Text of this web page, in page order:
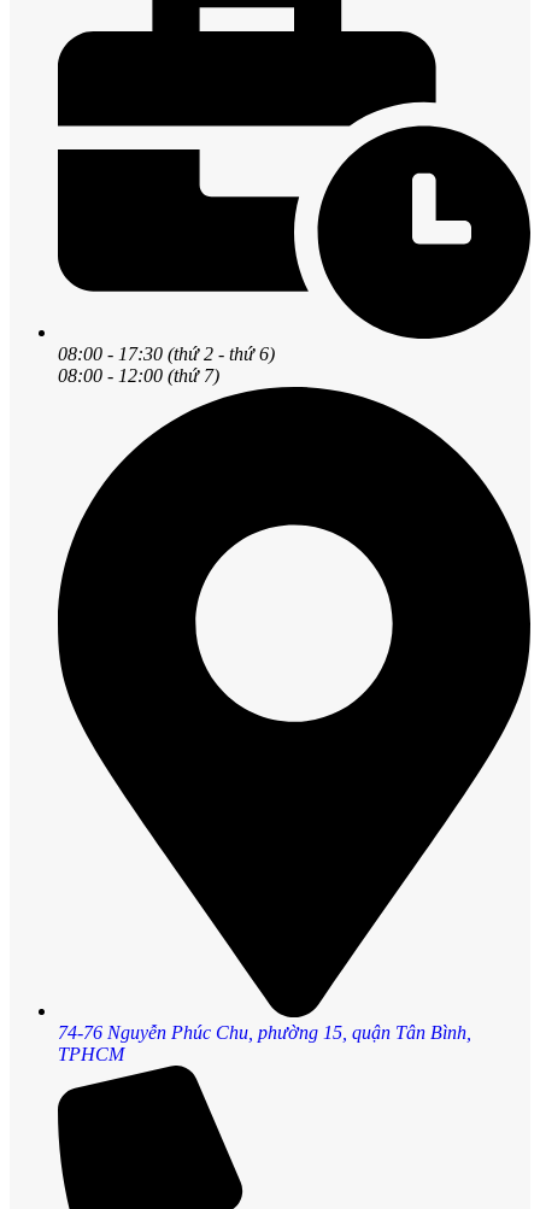
08:00 - 17:30 (thứ 2 - thứ 6)
08:00 - 12:00 (thứ 7)
74-76 Nguyễn Phúc Chu, phường 15, quận Tân Bình,
TPHCM